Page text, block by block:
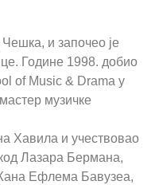
и започео је
Године 1998. добио
of Music & Drama у
музичке
Хавила и учествовао
Лазара Бермана,
Ефлема Бавузеа,